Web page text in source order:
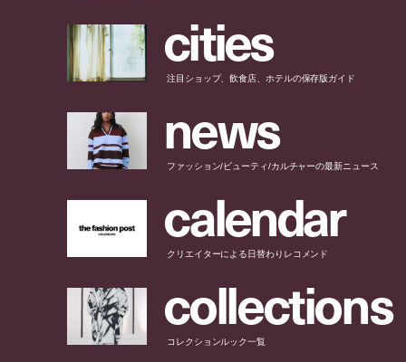
cities
注目ショップ、飲食店、ホテルの保存版ガイド
news
ファッション/ビューティ/カルチャーの最新ニュース
calendar
クリエイターによる日替わりレコメンド
collections
コレクションルック一覧